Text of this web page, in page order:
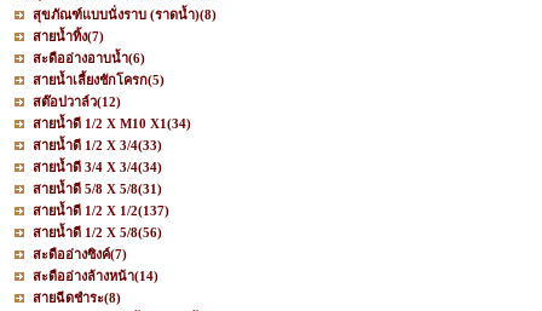
สุขภัณฑ์แบบนั่งราบ (ราดน้ำ)(8)
สายน้ำทิ้ง(7)
สะดืออ่างอาบน้ำ(6)
สายน้ำเลี้ยงชักโครก(5)
สต๊อปวาล์ว(12)
สายน้ำดี 1/2 X M10 X1(34)
สายน้ำดี 1/2 X 3/4(33)
สายน้ำดี 3/4 X 3/4(34)
สายน้ำดี 5/8 X 5/8(31)
สายน้ำดี 1/2 X 1/2(137)
สายน้ำดี 1/2 X 5/8(56)
สะดืออ่างซิงค์(7)
สะดืออ่างล้างหน้า(14)
สายฉีดชำระ(8)